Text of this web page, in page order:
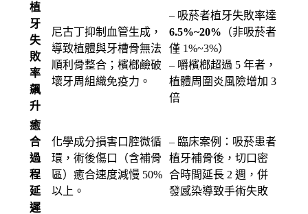
植
牙
失
敗
率
飆
升
尼古丁抑制血管生成，
導致植體與牙槽骨無法
順利骨整合；檳榔鹼破
壞牙周組織免疫力。
– 吸菸者植牙失敗率達
6.5%~20% （非吸菸者
僅 1%~3%）
– 嚼檳榔超過 5 年者，
植體周圍炎風險增加 3
倍
癒
合
過
程
延
遲
化學成分損害口腔微循
環，術後傷口（含補骨
區）癒合速度減慢 50%
以上。
– 臨床案例：吸菸患者
植牙補骨後，切口密
合時間延長 2 週，併
發感染導致手術失敗